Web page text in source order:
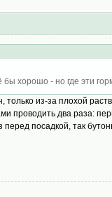
хорошо - но где эти
из-за плохой
проводить два раза:
посадкой, так